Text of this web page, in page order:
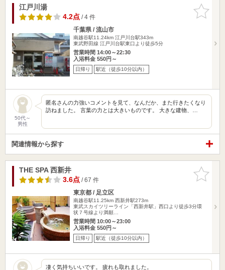
お気に入
りに追加
江戸川湯
4.2点/ 4 件
千葉県 / 流山市
南越谷駅11.24km 江戸川台駅343m
東武野田線 江戸川台駅東口より徒歩5分
営業時間 14:00～22:30
入浴料金 550円～
日帰り 駅近（徒歩10分以内）
50代～
男性
匿名さんの力強いコメントを見て、なんだか、また行きたくなり
訪ねました。 言葉の力とは大きいものです。 大きな建物、…
関連情報から探す
お気に入
りに追加
THE SPA 西新井
3.6点/ 67 件
東京都 / 足立区
南越谷駅11.25km 西新井駅273m
東武スカイツリーライン「西新井駅」西口より徒歩3分環
状７号線より満願…
営業時間 10:00～23:00
入浴料金 550円～
日帰り 駅近（徒歩10分以内）
凄く気持ちいいです。 疲れも取れました。